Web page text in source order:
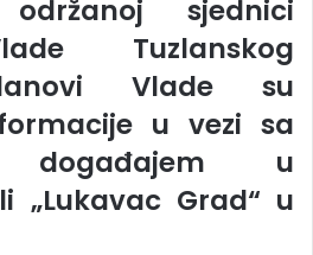
sjednici
Tuzlanskog
Vlade su
u vezi sa
događajem u
„Lukavac Grad“ u